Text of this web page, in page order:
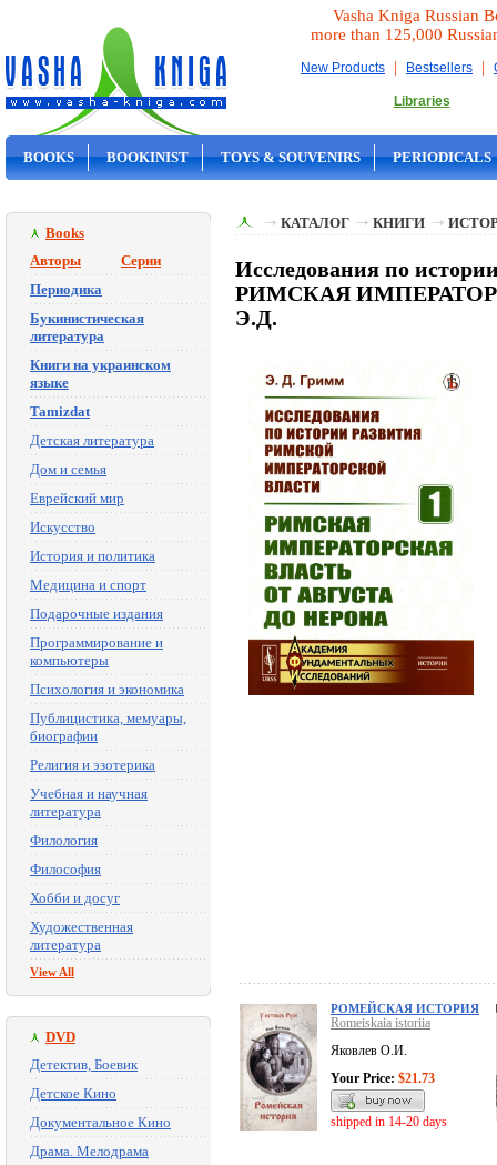
Vasha Kniga Russian
more than 125,000
New Products | Bestsellers |
Libraries
BOOKS BOOKINIST TOYS & SOUVENIRS PERIODICALS
Books
Авторы
Серии
Периодика
Букинистическая
литература
Книги на украинском
языке
Tamizdat
Детская литература
Дом и семья
Еврейский мир
Искусство
История и политика
Медицина и спорт
Подарочные издания
Программирование и
компьютеры
Психология и экономика
Публицистика, мемуары,
биографии
Религия и эзотерика
Учебная и научная
литература
Филология
Философия
Хобби и досуг
Художественная
литература
View All
DVD
Детектив, Боевик
Детское Кино
Документальное Кино
Драма. Мелодрама
КАТАЛОГ КНИГИ
Исследования по
РИМСКАЯ
Э.Д.
РОМЕЙСКАЯ ИСТОРИЯ
Romeiskaia istoriia
Яковлев О.И.
Your Price: $21.73
shipped in 14-20 days